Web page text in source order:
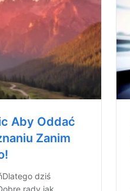
Aby Oddać
Zanim
dziś
rady jak